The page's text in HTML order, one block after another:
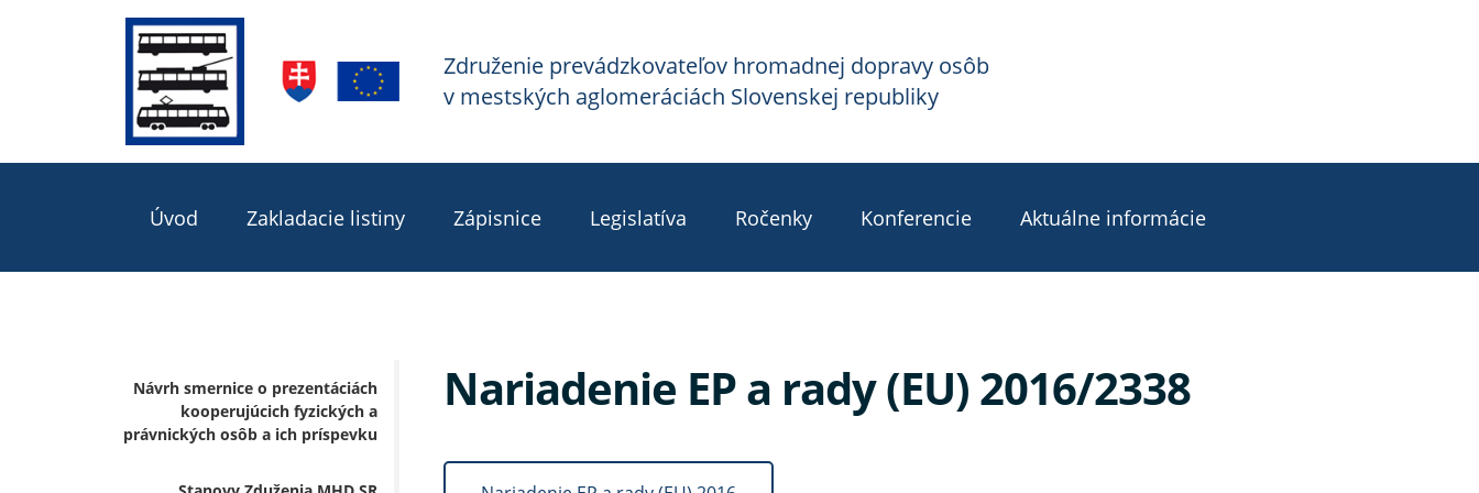
Združenie prevádzkovateľov hromadnej dopravy osôb
v mestských aglomeráciách Slovenskej republiky
Úvod Zakladacie listiny Zápisnice Legislatíva Ročenky Konferencie Aktuálne informácie
Návrh smernice o prezentáciách
kooperujúcich fyzických a
právnických osôb a ich príspevku
Nariadenie EP a rady (EU) 2016/2338